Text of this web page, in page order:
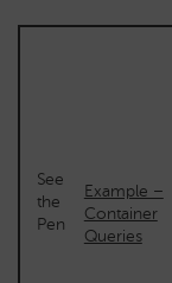
See
the
Pen
Example –
Container
Queries